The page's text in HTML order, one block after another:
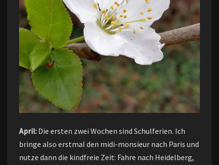
April: Die ersten zwei Wochen sind Schulferien. Ich
bringe also erstmal den midi-monsieur nach Paris und
nutze dann die kindfreie Zeit: Fahre nach Heidelberg,